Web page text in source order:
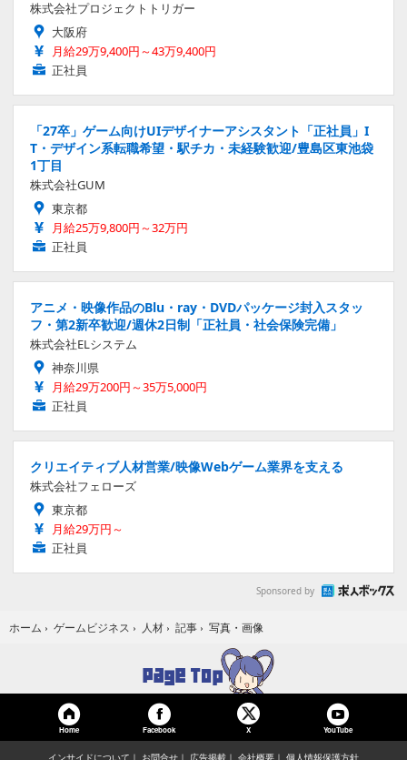
株式会社プロジェクトトリガー
大阪府
月給29万9,400円～43万9,400円
正社員
「27卒」ゲーム向けUIデザイナーアシスタント「正社員」I
T・デザイン系転職希望・駅チカ・未経験歓迎/豊島区東池袋
1丁目
株式会社GUM
東京都
月給25万9,800円～32万円
正社員
アニメ・映像作品のBlu・ray・DVDパッケージ封入スタッ
フ・第2新卒歓迎/週休2日制「正社員・社会保険完備」
株式会社ELシステム
神奈川県
月給29万200円～35万5,000円
正社員
クリエイティブ人材営業/映像Webゲーム業界を支える
株式会社フェローズ
東京都
月給29万円～
正社員
Sponsored by
ホーム › ゲームビジネス › 人材 › 記事 › 写真・画像
Home Facebook X YouTube
インサイドについて お問合せ 広告掲載 会社概要 個人情報保護方針